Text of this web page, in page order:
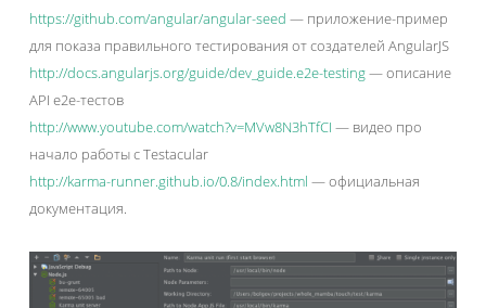
https://github.com/angular/angular-seed — приложение-пример
для показа правильного тестирования от создателей AngularJS
http://docs.angularjs.org/guide/dev_guide.e2e-testing— описание
API e2e-тестов
http://www.youtube.com/watch?v=MVw8N3hTfCI — видео про
начало работы с Testacular
http://karma-runner.github.io/0.8/index.html — официальная
документация.